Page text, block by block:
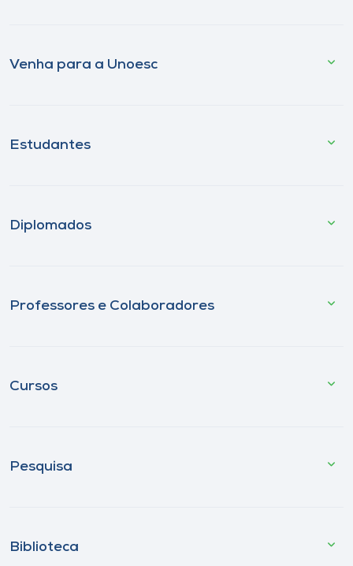
Venha para a Unoesc
Estudantes
Diplomados
Professores e Colaboradores
Cursos
Pesquisa
Biblioteca